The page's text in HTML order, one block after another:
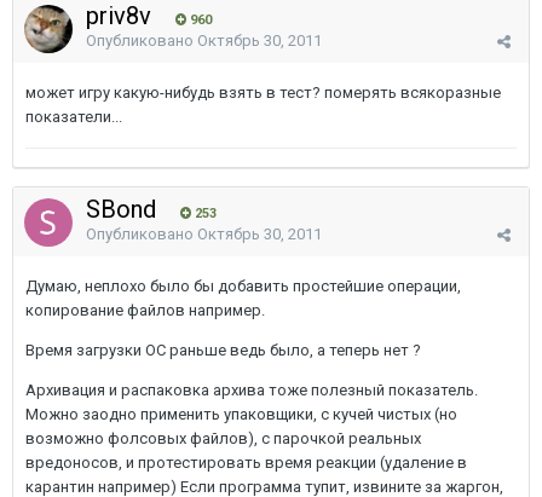
priv8v 960
Опубликовано Октябрь 30, 2011
может игру какую-нибудь взять в тест? померять всякоразные
показатели...
SBond 253
Опубликовано Октябрь 30, 2011
Думаю, неплохо было бы добавить простейшие операции,
копирование файлов например.
Время загрузки ОС раньше ведь было, а теперь нет ?
Архивация и распаковка архива тоже полезный показатель.
Можно заодно применить упаковщики, с кучей чистых (но
возможно фолсовых файлов), с парочкой реальных
вредоносов, и протестировать время реакции (удаление в
карантин например) Если программа тупит, извините за жаргон,